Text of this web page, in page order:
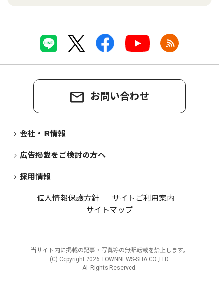
お問い合わせ
会社・IR情報
広告掲載をご検討の方へ
採用情報
個人情報保護方針
サイトご利用案内
サイトマップ
当サイト内に掲載の記事・写真等の無断転載を禁止します。
(C) Copyright 2026 TOWNNEWS-SHA CO.,LTD.
All Rights Reserved.